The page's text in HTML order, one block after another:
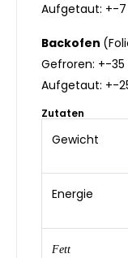
Aufgetaut: +-7
Backofen
Gefroren: +-
Aufgetaut: +-
Zutaten
Gewicht
Energie
Fett